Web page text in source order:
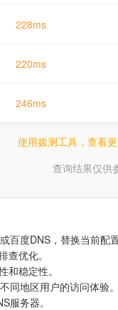
228ms
220ms
246ms
使用拨测工具，查看
查询结果仅供
度DNS，替换当前配
优化。
稳定性。
同地区用户的访问体验。
服务器。